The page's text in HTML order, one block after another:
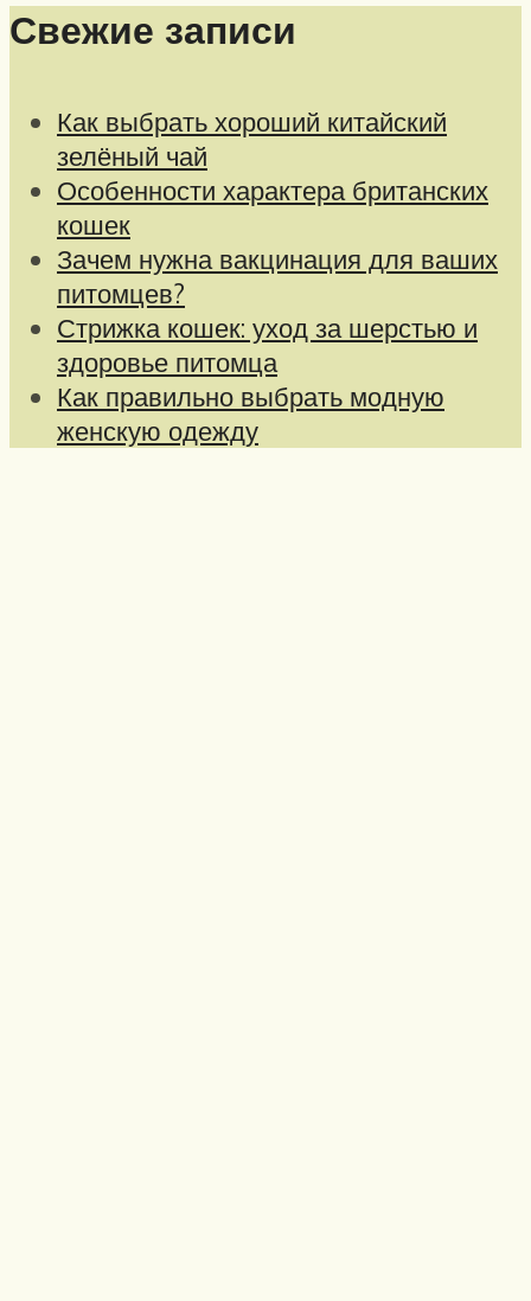
Свежие записи
Как выбрать хороший китайский
зелёный чай
Особенности характера британских
кошек
Зачем нужна вакцинация для ваших
питомцев?
Стрижка кошек: уход за шерстью и
здоровье питомца
Как правильно выбрать модную
женскую одежду